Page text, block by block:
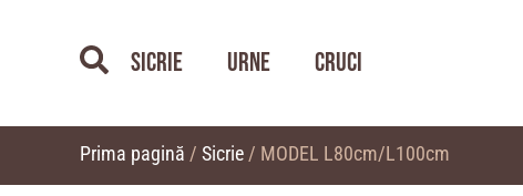
Sicrie Urne Cruci
Prima pagină / Sicrie / MODEL L80cm/L100cm